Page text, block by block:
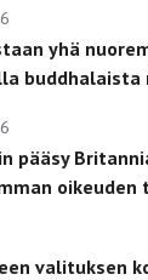
yhä
pääsy
oikeuden
valituksen